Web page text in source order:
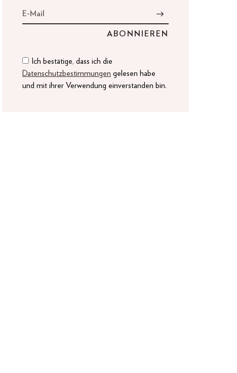
Ich bestätige, dass ich die
Datenschutzbestimmungen gelesen habe
und mit ihrer Verwendung einverstanden bin.